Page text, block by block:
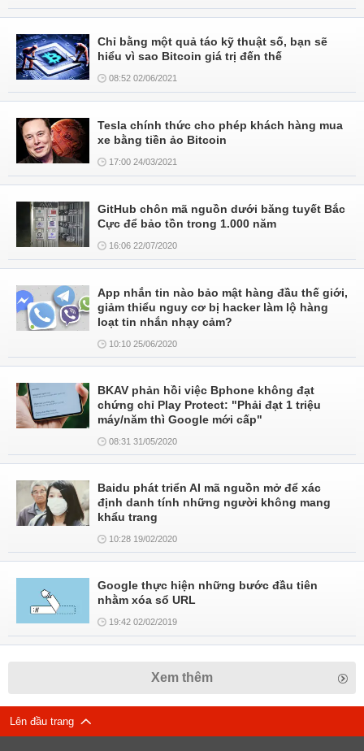
Chỉ bằng một quả táo kỹ thuật số, bạn sẽ
hiểu vì sao Bitcoin giá trị đến thế
08:52 02/06/2021
Tesla chính thức cho phép khách hàng mua
xe bằng tiền ảo Bitcoin
17:00 24/03/2021
GitHub chôn mã nguồn dưới băng tuyết Bắc
Cực để bảo tồn trong 1.000 năm
16:06 22/07/2020
App nhắn tin nào bảo mật hàng đầu thế giới,
giảm thiểu nguy cơ bị hacker làm lộ hàng
loạt tin nhắn nhạy cảm?
10:10 25/06/2020
BKAV phản hồi việc Bphone không đạt
chứng chỉ Play Protect: "Phải đạt 1 triệu
máy/năm thì Google mới cấp"
08:31 31/05/2020
Baidu phát triển AI mã nguồn mở để xác
định danh tính những người không mang
khẩu trang
10:28 19/02/2020
Google thực hiện những bước đầu tiên
nhằm xóa sổ URL
19:42 02/02/2019
Xem thêm
Lên đầu trang